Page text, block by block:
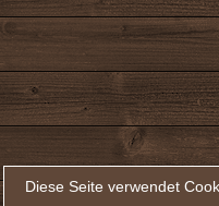
Diese Seite verwendet